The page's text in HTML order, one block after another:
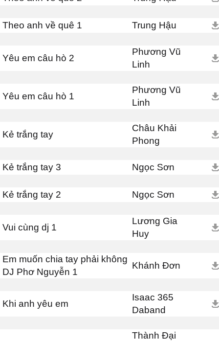
Theo anh về quê 1 Trung Hậu
Yêu em câu hò 2
Phương Vũ
Linh
Yêu em câu hò 1
Phương Vũ
Linh
Kẻ trắng tay
Châu Khải
Phong
Kẻ trắng tay 3 Ngọc Sơn
Kẻ trắng tay 2 Ngọc Sơn
Vui cùng dj 1
Lương Gia
Huy
Em muốn chia tay phải không
DJ Phơ Nguyễn 1
Khánh Đơn
Khi anh yêu em
Isaac 365
Daband
Thành Đại